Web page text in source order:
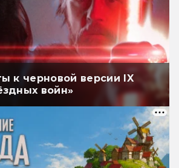
к черновой версии IX
войн»